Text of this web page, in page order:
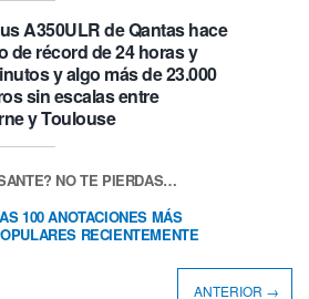
A350ULR de Qantas hace
de récord de 24 horas y
y algo más de 23.000
sin escalas entre
y Toulouse
NO TE PIERDAS…
100 ANOTACIONES MÁS
RECIENTEMENTE
ANTERIOR →